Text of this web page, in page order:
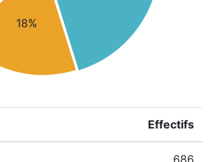
18%
Effectifs
686